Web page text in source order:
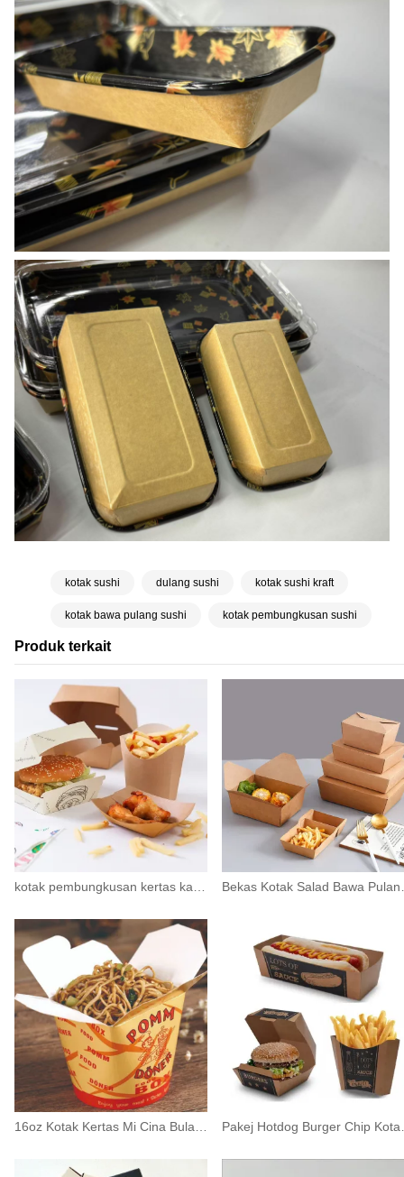
Produk terkait
kotak sushi dulang sushi kotak sushi kraft
kotak bawa pulang sushi kotak pembungkusan sushi